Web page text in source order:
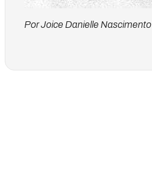
Por Joice Danielle Nascimento